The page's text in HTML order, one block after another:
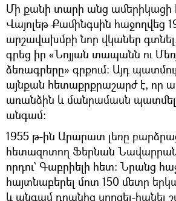
Մի քանի տարի անց
Վայոլեթ Քամինգսին հաջողվեց
արշավախմբի նոր վկաներ
գրեց իր «Նոյյան տապանն ու
ձեռագրերը» գրքում։ Այդ
այնքան հետաքրքրաշարժ է, որ
առանձին և մանրամասն պատմել,
անգամ։
1955 թ-ին Արարատ լեռը
հետազոտող Ֆերնան Նավարրան
որդու` Գաբրիելի հետ։ Նրանց
հայտնաբերել մոտ 150 մետր
և անգամ դրանից սղոցել-հանել